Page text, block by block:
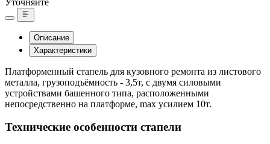
Уточняйте
Описание
Характеристики
Платформенный стапель для кузовного ремонта из листового
металла, грузоподъёмность - 3,5т, с двумя силовыми
устройствами башенного типа, расположенными
непосредственно на платформе, max усилием 10т.
Технические особенности стапели